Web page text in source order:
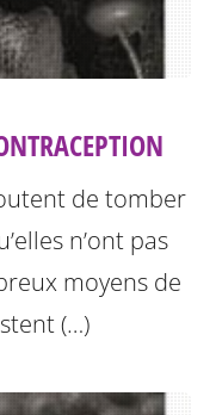
de tomber
n’ont pas
moyens de
(…)